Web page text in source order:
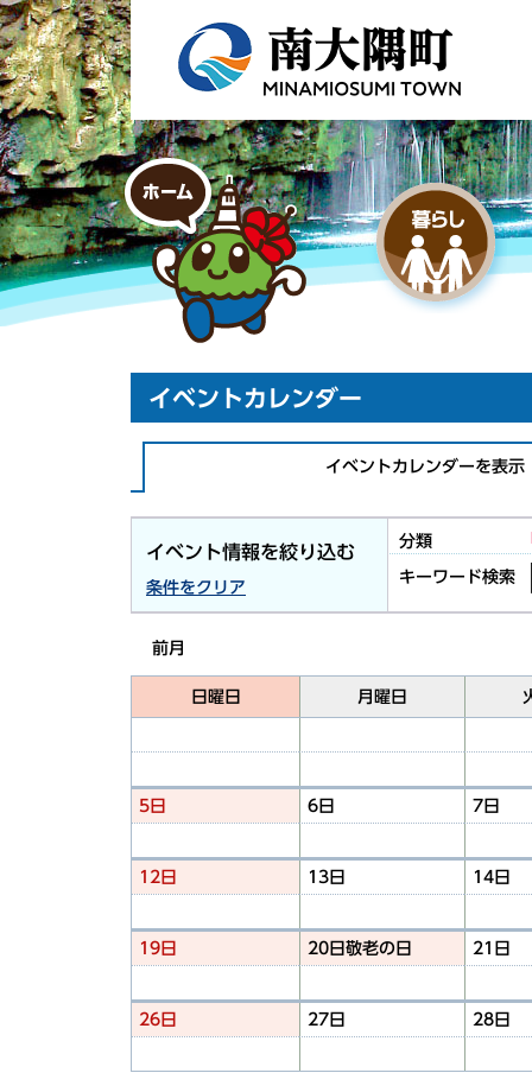
イベントカレンダー
イベントカレンダーを表示
イベント情報を絞り込む
条件をクリア
分類
キーワード検索
前月
日曜日 月曜日
5日 6日 7日
12日 13日 14日
19日 20日 敬老の日 21日
26日 27日 28日